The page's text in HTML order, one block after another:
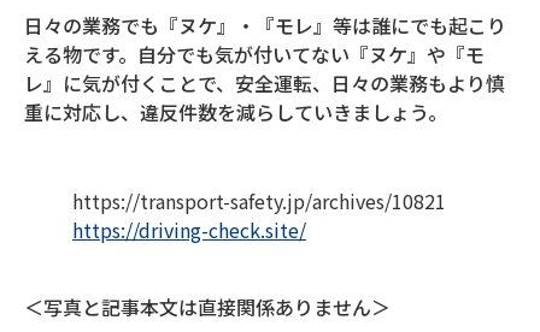
日々の業務でも『ヌケ』・『モレ』等は誰にでも起こり
える物です。自分でも気が付いてない『ヌケ』や『モ
レ』に気が付くことで、安全運転、日々の業務もより慎
重に対応し、違反件数を減らしていきましょう。
https://transport-safety.jp/archives/10821
https://driving-check.site/
＜写真と記事本文は直接関係ありません＞